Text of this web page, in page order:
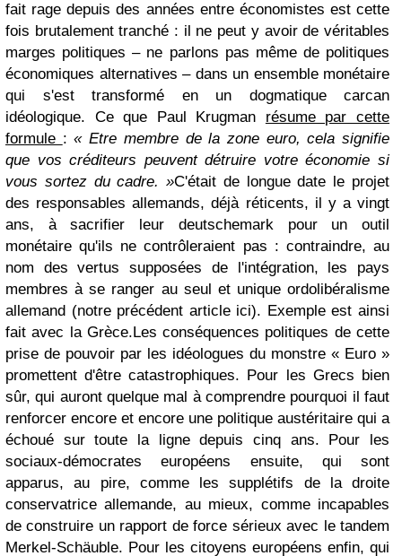
fait rage depuis des années entre économistes est cette
fois brutalement tranché : il ne peut y avoir de véritables
marges politiques – ne parlons pas même de politiques
économiques alternatives – dans un ensemble monétaire
qui s'est transformé en un dogmatique carcan
idéologique. Ce que Paul Krugman résume par cette
formule :« Etre membre de la zone euro, cela signifie
que vos créditeurs peuvent détruire votre économie si
vous sortez du cadre. »C'était de longue date le projet
des responsables allemands, déjà réticents, il y a vingt
ans, à sacrifier leur deutschemark pour un outil
monétaire qu'ils ne contrôleraient pas : contraindre, au
nom des vertus supposées de l'intégration, les pays
membres à se ranger au seul et unique ordolibéralisme
allemand (notre précédent article ici). Exemple est ainsi
fait avec la Grèce. Les conséquences politiques de cette
prise de pouvoir par les idéologues du monstre « Euro »
promettent d'être catastrophiques. Pour les Grecs bien
sûr, qui auront quelque mal à comprendre pourquoi il faut
renforcer encore et encore une politique austéritaire qui a
échoué sur toute la ligne depuis cinq ans. Pour les
sociaux-démocrates européens ensuite, qui sont
apparus, au pire, comme les supplétifs de la droite
conservatrice allemande, au mieux, comme incapables
de construire un rapport de force sérieux avec le tandem
Merkel-Schäuble. Pour les citoyens européens enfin, qui